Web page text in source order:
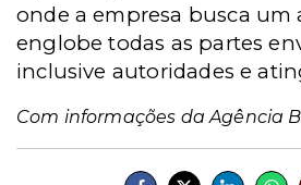
onde a empresa busca um
englobe todas as partes
inclusive autoridades e
Com informações da Agência